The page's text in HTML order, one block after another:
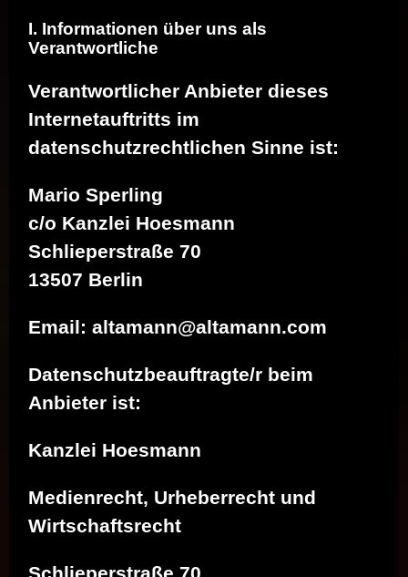
I. Informationen über uns als
Verantwortliche
Verantwortlicher Anbieter dieses
Internetauftritts im
datenschutzrechtlichen Sinne ist:
Mario Sperling
c/o Kanzlei Hoesmann
Schlieperstraße 70
13507 Berlin
Email: altamann@altamann.com
Datenschutzbeauftragte/r beim
Anbieter ist:
Kanzlei Hoesmann
Medienrecht, Urheberrecht und
Wirtschaftsrecht